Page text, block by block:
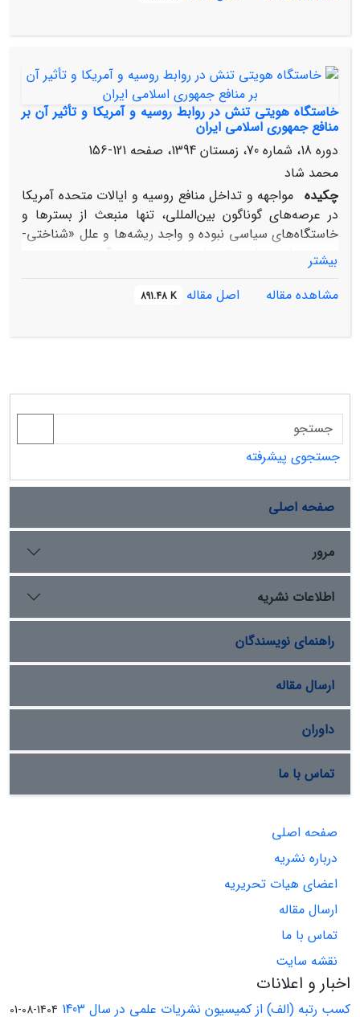
اروپای شرقی، عملاً مقاصد سیاسی نهادهای قدرت و
تأمین‌کنندگان مالی آن که مهار و جلوگیری از افزایش نفوذ
اتحاد جماهیر شوروی بود، را تأمین کرده است.
خاستگاه هویتی تنش در روابط روسیه و آمریکا و تأثیر آن بر
منافع جمهوری اسلامی ایران
دوره 18، شماره 70، زمستان 1394، صفحه
121-156
محمد شاد
چکیده مواجهه و تداخل منافع روسیه و ایالات متحده آمریکا
در عرصه‌های گوناگون بین‌المللی، تنها منبعث از بسترها و
خاستگاه‌های سیاسی نبوده و واجد ریشه‌ها و علل «شناختی-
هویتی» است. این پژوهش با مروری بر ویژگی‌های هویتی و
گفتمانی سیاست خارجی ایالات متحده آمریکا و فدراسیون
روسیه، به بررسی ریشه‌های تقابل پرداخته و پس از تشریح
معنایی حاکم بر یک نظام سیاسی و نیز تأثیر زیرساخت‌های
گرفته شده است. داده‌های این پژوهش نیز با بهره‌گیری از
روش اسنادی و کتابخانه‌ای گردآوری شده است.
بیشتر
مشاهده مقاله
اصل مقاله 891.48 K
جستجوی پیشرفته
صفحه اصلی
مرور
اطلاعات نشریه
راهنمای نویسندگان
ارسال مقاله
داوران
تماس با ما
صفحه اصلی
درباره نشریه
اعضای هیات تحریریه
ارسال مقاله
تماس با ما
نقشه سایت
اخبار و اعلانات
کسب رتبه (الف) از کمیسیون نشریات علمی در سال 1403 1404-08-01